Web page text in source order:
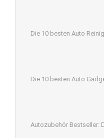
Die 10 besten Auto
Die 10 besten Auto
Autozubehör Bestseller: